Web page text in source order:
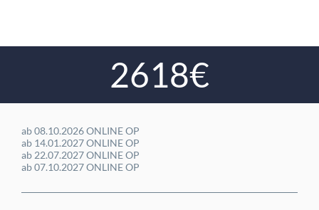
2618€
ab 08.10.2026 ONLINE OP
ab 14.01.2027 ONLINE OP
ab 22.07.2027 ONLINE OP
ab 07.10.2027 ONLINE OP